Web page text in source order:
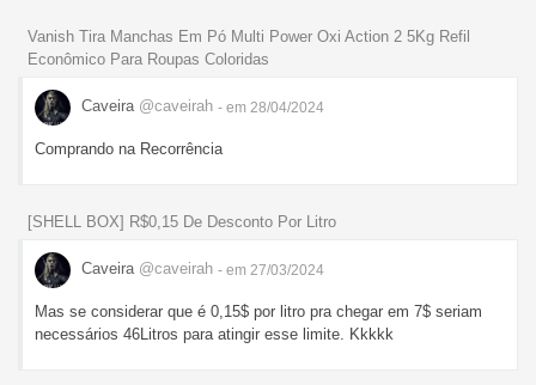
Vanish Tira Manchas Em Pó Multi Power Oxi Action 2 5Kg Refil
Econômico Para Roupas Coloridas
Caveira @caveirah - em 28/04/2024
Comprando na Recorrência
[SHELL BOX] R$0,15 De Desconto Por Litro
Caveira @caveirah - em 27/03/2024
Mas se considerar que é 0,15$ por litro pra chegar em 7$ seriam
necessários 46Litros para atingir esse limite. Kkkkk